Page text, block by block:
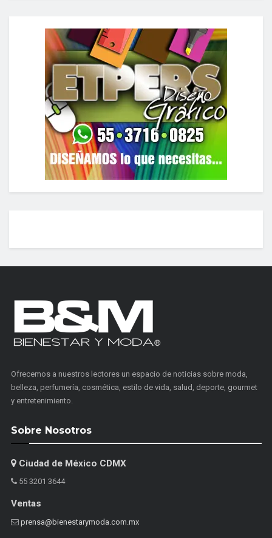
Ofrecemos a nuestros lectores un espacio de noticias sobre moda,
belleza, perfumería, cosmética, estilo de vida, salud, deporte, gourmet
y entretenimiento.
Sobre Nosotros
Ciudad de México CDMX
55 3201 3644
Ventas
prensa@bienestarymoda.com.mx